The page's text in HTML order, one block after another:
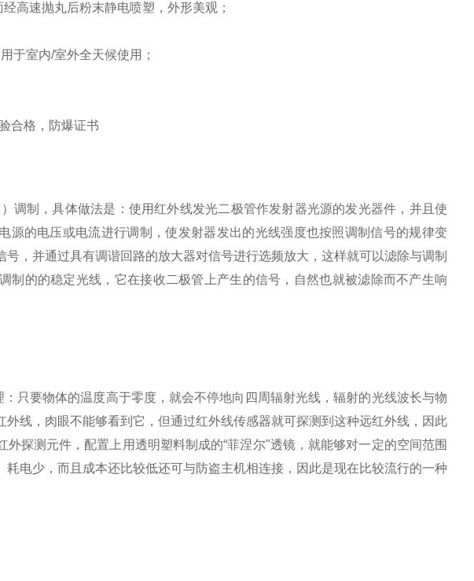
高速抛丸后粉末静电喷塑，外形美观；
于室内/室外全天候使用；
合格，防爆证书
调制，具体做法是：使用红外线发光二极管作发射器光源的发光器件，并且使
源的电压或电流进行调制，使发射器发出的光线强度也按照调制信号的规律变
，并通过具有调谐回路的放大器对信号进行选频放大，这样就可以滤除与调制
制的的稳定光线，它在接收二极管上产生的信号，自然也就被滤除而不产生响
只要物体的温度高于零度，就会不停地向四周辐射光线，辐射的光线波长与物
线，肉眼不能够看到它，但通过红外线传感器就可探测到这种远红外线，因此
探测元件，配置上用透明塑料制成的“菲涅尔"透镜，就能够对一定的空间范围
电少，而且成本还比较低还可与防盗主机相连接，因此是现在比较流行的一种